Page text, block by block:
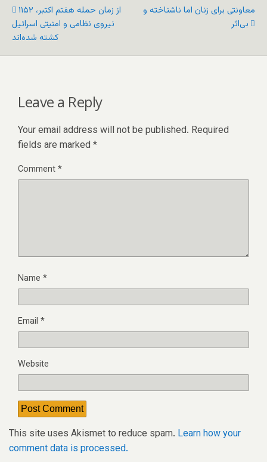
از زمان حمله هفتم اکتبر، ۱۱۵۲
نیروی نظامی و امنیتی اسرائیل
کشته شده‌اند
معاونتی برای زنان اما ناشناخته و
بی‌اثر
Leave a Reply
Your email address will not be published. Required
fields are marked *
Comment*
Name *
Email *
Website
This site uses Akismet to reduce spam. Learn how your
comment data is processed.